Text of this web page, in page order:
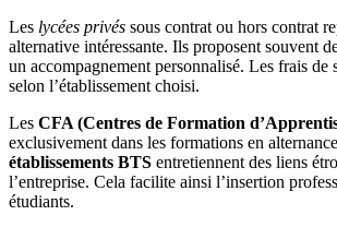
Les lycées privés sous contrat ou hors contrat
alternative intéressante. Ils proposent souvent
un accompagnement personnalisé. Les frais de
selon l’établissement choisi.
Les CFA (Centres de Formation
exclusivement dans les formations en
établissements BTS entretiennent des liens
l’entreprise. Cela facilite ainsi l’insertion
étudiants.